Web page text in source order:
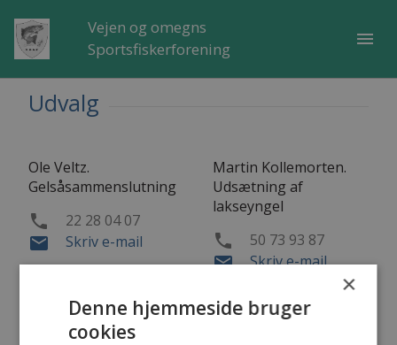
Vejen og omegns
Sportsfiskerforening
menu
Udvalg
Ole Veltz.
Gelsåsammenslutning
phone 22 28 04 07
email Skriv e-mail
Martin Kollemorten.
Udsætning af
lakseyngel
phone 50 73 93 87
email Skriv e-mail
Michael Bonde.
Vandpleje
×
Denne hjemmeside bruger
cookies